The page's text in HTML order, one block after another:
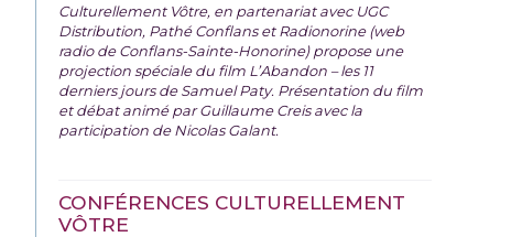
Culturellement Vôtre, en partenariat avec UGC
Distribution, Pathé Conflans et Radionorine (web
radio de Conflans-Sainte-Honorine) propose une
projection spéciale du film L’Abandon – les 11
derniers jours de Samuel Paty. Présentation du film
et débat animé par Guillaume Creis avec la
participation de Nicolas Galant.
CONFÉRENCES CULTURELLEMENT
VÔTRE